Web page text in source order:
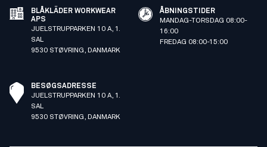
BLÅKLÄDER WORKWEAR
APS
JUELSTRUPPARKEN 10 A, 1.
SAL
9530 STØVRING, DANMARK
ÅBNINGSTIDER
MANDAG-TORSDAG 08:00-
16:00
FREDAG 08:00-15:00
BESØGSADRESSE
JUELSTRUPPARKEN 10 A, 1.
SAL
9530 STØVRING, DANMARK